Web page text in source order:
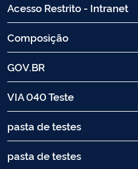
Acesso Restrito - Intranet
Composição
GOV.BR
VIA 040 Teste
pasta de testes
pasta de testes